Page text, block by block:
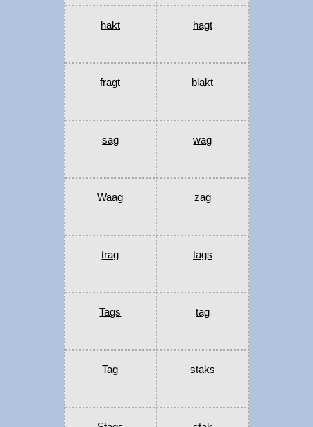
hakt hagt
fragt blakt
sag wag
Waag zag
trag tags
Tags tag
Tag staks